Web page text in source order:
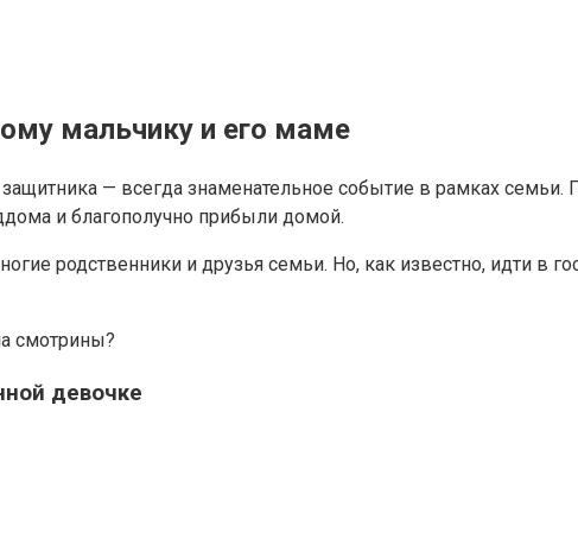
мальчику и его маме
— всегда знаменательное событие в рамках семьи.
и благополучно прибыли домой.
родственники и друзья семьи. Но, как известно, идти в
смотрины?
девочке